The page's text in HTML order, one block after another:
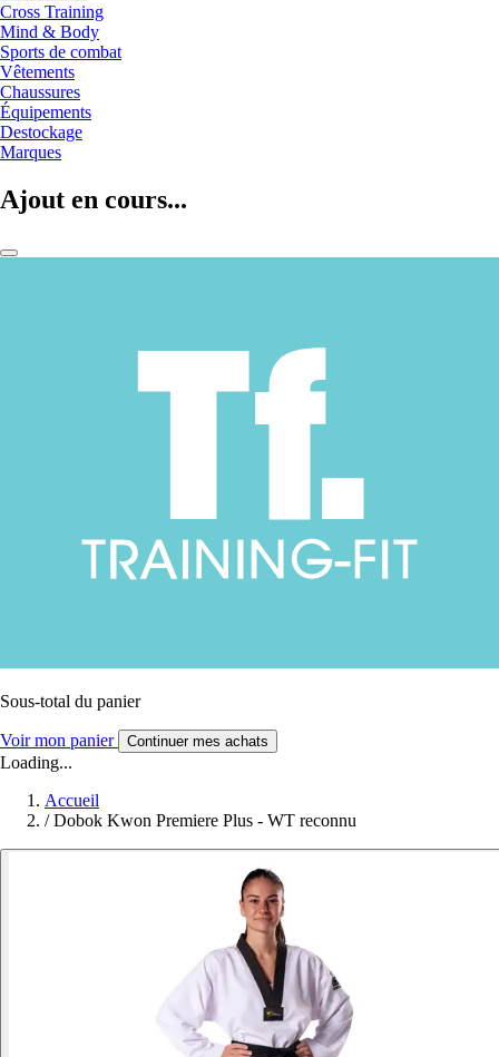
Cross Training
Mind & Body
Sports de combat
Vêtements
Chaussures
Équipements
Destockage
Marques
Ajout en cours...
Sous-total du panier
Voir mon panier Continuer mes achats
Loading...
Accueil
/ Dobok Kwon Premiere Plus - WT reconnu